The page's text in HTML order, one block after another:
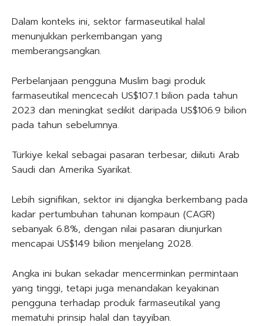
Dalam konteks ini, sektor farmaseutikal halal
menunjukkan perkembangan yang
memberangsangkan.
Perbelanjaan pengguna Muslim bagi produk
farmaseutikal mencecah US$107.1 bilion pada tahun
2023 dan meningkat sedikit daripada US$106.9 bilion
pada tahun sebelumnya.
Türkiye kekal sebagai pasaran terbesar, diikuti Arab
Saudi dan Amerika Syarikat.
Lebih signifikan, sektor ini dijangka berkembang pada
kadar pertumbuhan tahunan kompaun (CAGR)
sebanyak 6.8%, dengan nilai pasaran diunjurkan
mencapai US$149 bilion menjelang 2028.
Angka ini bukan sekadar mencerminkan permintaan
yang tinggi, tetapi juga menandakan keyakinan
pengguna terhadap produk farmaseutikal yang
mematuhi prinsip halal dan tayyiban.